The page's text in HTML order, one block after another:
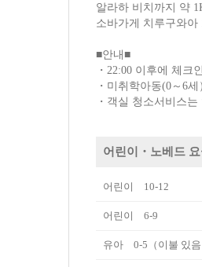
알라하 비치까지 약
소바가게 치루구와아
■안내■
・22:00 이후에 체크
・미취학아동(0～6
・객실 청소서비스는
어린이・노베드
어린이 10-12
어린이 6-9
유아 0-5（이불 있음